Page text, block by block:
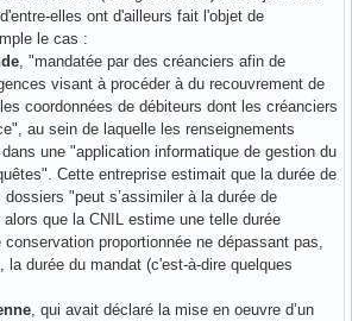
elles ont d'ailleurs fait l'objet de
le cas :
, "mandatée par des créanciers afin de
visant à procéder à du recouvrement de
coordonnées de débiteurs dont les créanciers
au sein de laquelle les renseignements
une "application informatique de gestion du
Cette entreprise estimait que la durée de
"peut s’assimiler à la durée de
que la CNIL estime une telle durée
proportionnée ne dépassant pas,
la durée du mandat (c'est-à-dire quelques
, qui avait déclaré la mise en oeuvre d’un